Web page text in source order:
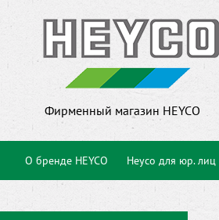
Фирменный магазин HEYCO
О бренде HEYCO Heyco для юр. лиц